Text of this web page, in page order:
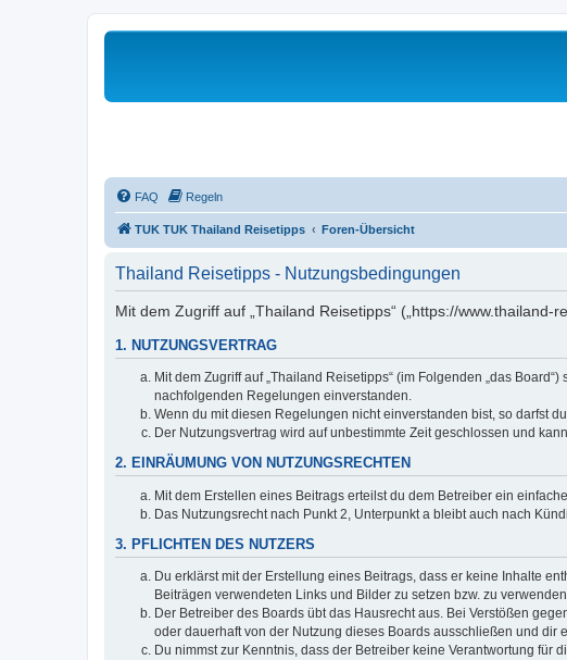
FAQ Regeln
TUK TUK Thailand Reisetipps Foren-Übersicht
Thailand Reisetipps - Nutzungsbedingungen
Mit dem Zugriff auf „Thailand Reisetipps“ („https://
1. NUTZUNGSVERTRAG
Mit dem Zugriff auf „Thailand Reisetipps“ (im Folgenden „das
nachfolgenden Regelungen einverstanden.
Wenn du mit diesen Regelungen nicht einverstanden bist, so darfst
Der Nutzungsvertrag wird auf unbestimmte Zeit geschlossen und
2. EINRÄUMUNG VON NUTZUNGSRECHTEN
Mit dem Erstellen eines Beitrags erteilst du dem Betreiber ein
Das Nutzungsrecht nach Punkt 2, Unterpunkt a bleibt auch nach
3. PFLICHTEN DES NUTZERS
Du erklärst mit der Erstellung eines Beitrags, dass er keine Inhalte
Beiträgen verwendeten Links und Bilder zu setzen bzw. zu
Der Betreiber des Boards übt das Hausrecht aus. Bei Verstößen
oder dauerhaft von der Nutzung dieses Boards ausschließen und dir
Du nimmst zur Kenntnis, dass der Betreiber keine Verantwortung für